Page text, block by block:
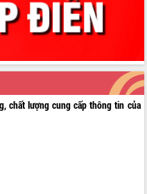
chất lượng cung cấp thông tin của